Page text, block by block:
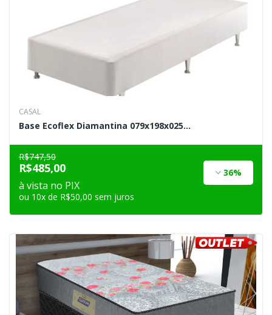
CASAL
Base Ecoflex Diamantina 079x198x025...
R$747,50
R$485,00 36%
à vista no PIX
ou 10x de R$50,00 sem juros